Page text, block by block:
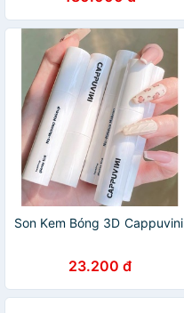
Son Kem Bóng 3D Cappuvini
23.200 đ